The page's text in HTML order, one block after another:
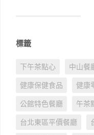
標籤
下午茶點心 中山餐
健康保健食品 健康
公館特色餐廳 午茶
台北東區平價餐廳